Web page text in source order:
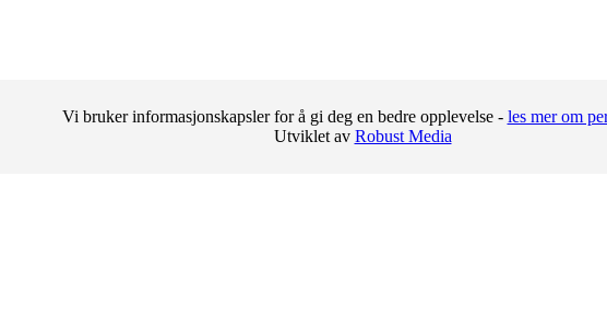
Vi bruker informasjonskapsler for å gi deg en bedre opplevelse - les mer om
Utviklet av Robust Media